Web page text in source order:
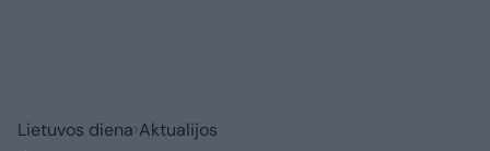
Lietuvos diena Aktualijos